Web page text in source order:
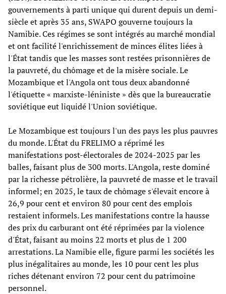
gouvernements à parti unique qui durent depuis un demi-
siècle et après 35 ans, SWAPO gouverne toujours la
Namibie. Ces régimes se sont intégrés au marché mondial
et ont facilité l'enrichissement de minces élites liées à
l'État tandis que les masses sont restées prisonnières de
la pauvreté, du chômage et de la misère sociale. Le
Mozambique et l'Angola ont tous deux abandonné
l'étiquette « marxiste-léniniste » dès que la bureaucratie
soviétique eut liquidé l'Union soviétique.
Le Mozambique est toujours l'un des pays les plus pauvres
du monde. L'État du FRELIMO a réprimé les
manifestations post-électorales de 2024-2025 par les
balles, faisant plus de 300 morts. L'Angola, reste dominé
par la richesse pétrolière, la pauvreté de masse et le travail
informel; en 2025, le taux de chômage s'élevait encore à
26,9 pour cent et environ 80 pour cent des emplois
restaient informels. Les manifestations contre la hausse
des prix du carburant ont été réprimées par la violence
d'État, faisant au moins 22 morts et plus de 1 200
arrestations. La Namibie elle, figure parmi les sociétés les
plus inégalitaires au monde, les 10 pour cent les plus
riches détenant environ 72 pour cent du patrimoine
personnel.